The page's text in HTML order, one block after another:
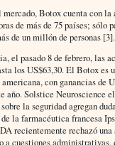
mercado, Botox cuenta con la
de más de 75 países; sólo
de un millón de personas [3].
el pasado 8 de febrero, las
los US$63,30. El Botox es
con ganancias de
año. Solstice Neuroscience
la seguridad agregan
la farmacéutica francesa
recientemente rechazó
a cuestiones administrativas,